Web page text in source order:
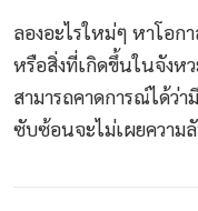
ลองอะไรใหม่ๆ หาโอ
หรือสิ่งที่เกิดขึ้นในจังห
สามารถคาดการณ์ได้ว่
ซับซ้อนจะไม่เผยความลั